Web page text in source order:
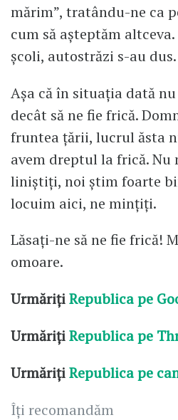
mărim”, tratându-ne ca
cum să așteptăm
școli, autostrăzi s-au dus.
Așa că în situația dată
decât să ne fie frică.
fruntea țării, lucrul ăsta
avem dreptul la frică. Nu
liniștiți, noi știm foarte
locuim aici, ne mințiți.
Lăsați-ne să ne fie frică!
omoare.
UrmărițiRepublica pe
UrmărițiRepublica pe
UrmărițiRepublica pe
Îți recomandăm